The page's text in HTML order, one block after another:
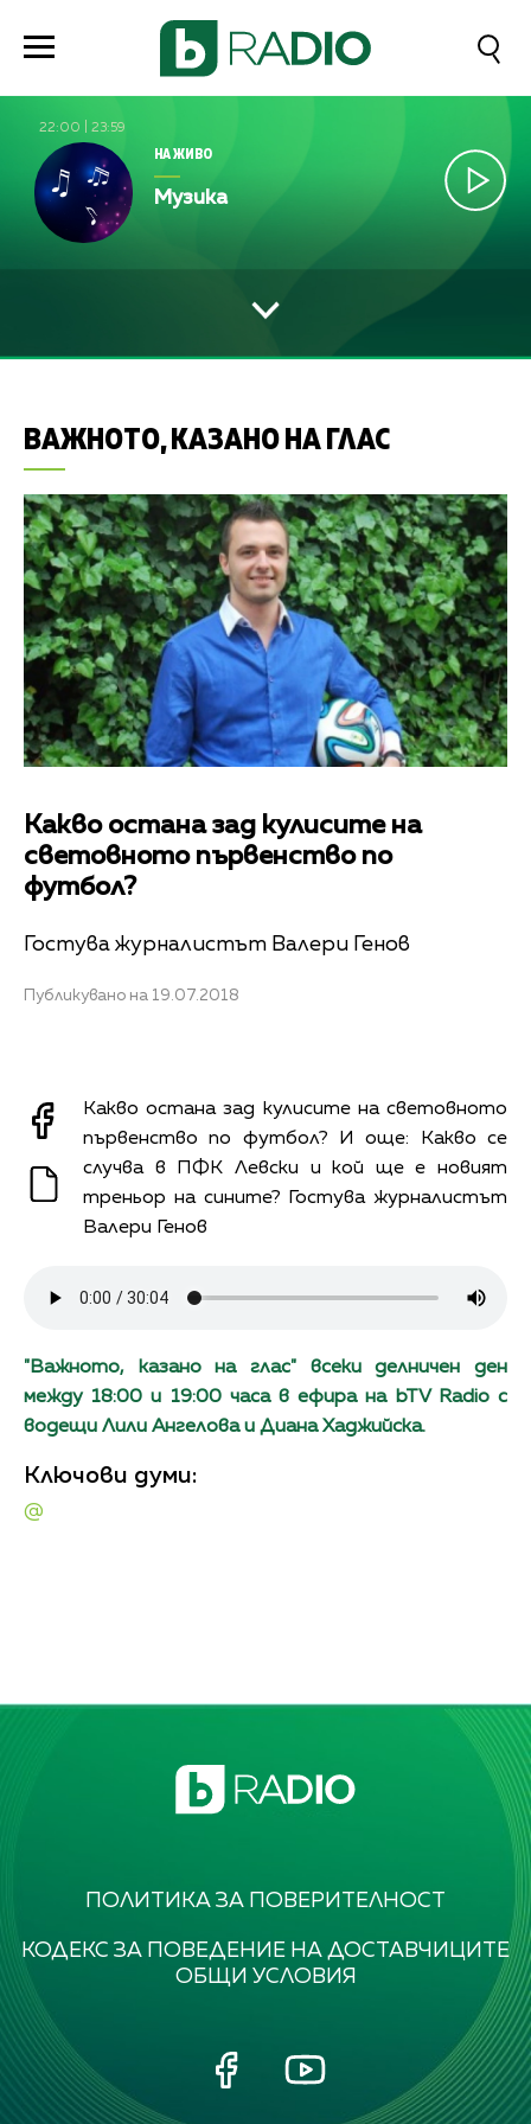
22:00 23:59
НА ЖИВО
Музика
ВАЖНОТО, КАЗАНО НА ГЛАС
Какво остана зад кулисите на
световното първенство по
футбол?
Гостува журналистът Валери Генов
Публикувано на 19.07.2018
Какво остана зад кулисите на световното
първенство по футбол? И още: Какво се
случва в ПФК Левски и кой ще е новият
треньор на сините? Гостува журналистът
Валери Генов
"Важното, казано на глас" всеки делничен ден
между 18:00 и 19:00 часа в ефира на bTV Radio с
водещи Лили Ангелова и Диана Хаджийска.
Ключови думи:
@
ПОЛИТИКА ЗА ПОВЕРИТЕЛНОСТ
КОДЕКС ЗА ПОВЕДЕНИЕ НА ДОСТАВЧИЦИТЕ
ОБЩИ УСЛОВИЯ